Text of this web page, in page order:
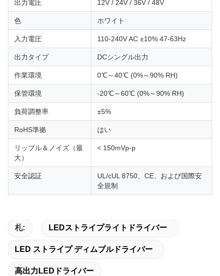
出力電圧 12V / 24V / 36V / 48V
色 ホワイト
入力電圧 110-240V AC ±10% 47-63Hz
出力タイプ DCシングル出力
作業環境 0℃～40℃ (0%～90% RH)
保管環境 -20℃～60℃ (0%～90% RH)
負荷調整率 ±5%
RoHS準拠 はい
リップル＆ノイズ（最
大）
< 150mVp-p
安全認証
UL/cUL 8750、CE、および国際安
全規制
札: LEDストライプライトドライバー
LED ストライプ ディムブルドライバー
高出力LEDドライバー